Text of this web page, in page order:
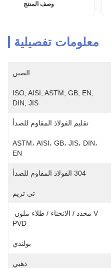
وصف المنتج
معلومات تفصيلية
الصين
ISO, AISI, ASTM, GB, EN,
DIN, JIS
تقليم الفولاذ المقاوم للصدأ
ASTM، AISI، GB، JIS، DIN،
EN
304 الفولاذ المقاوم للصدأ
تي تريم
PVD
بولندي
ذهبي